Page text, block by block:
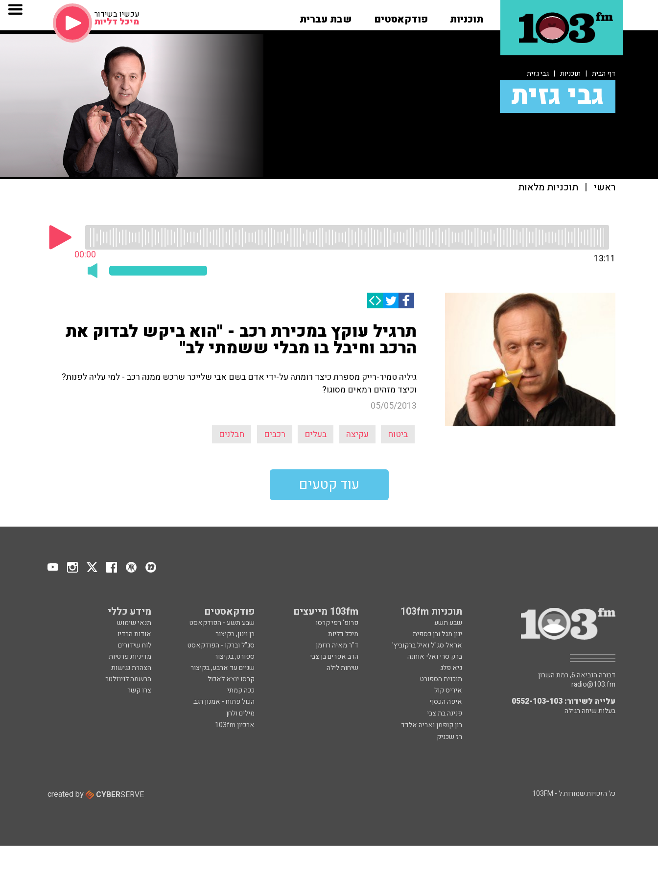
תוכניות פודקאסטים שבת עברית עכשיו בשידור
מיכל דליות
דף הבית | תוכניות | גבי גזית
גבי גזית
ראשי | תוכניות מלאות
00:00 13:11
תרגיל עוקץ במכירת רכב - "הוא ביקש לבדוק את
הרכב וחיבל בו מבלי ששמתי לב"
גיליה טמיר-רייק מספרת כיצד רומתה על-ידי אדם בשם אבי שלייכר שרכש ממנה רכב - למי עליה לפנות?
וכיצד מזהים רמאים מסוגו?
05/05/2013
ביטוח עקיצה בעלים רכבים חבלנים
עוד קטעים
תוכניות 103fm 103fm מייעצים פודקאסטים מידע כללי
שבע תשע פרופ' רפי קרסו שבע תשע - הפודקאסט
תנאי שימוש
ינון מגל ובן כספית
מיכל דליות בן וינון, בקיצור
אודות הרדיו
אראל סג"ל ואיל ברקוביץ'
ד"ר מאיה רוזמן סג"ל וברקו - הפודקאסט
לוח שידורים
ברק סרי ואלי אוחנה
הרב אפרים בן צבי ספורט, בקיצור
מדיניות פרטיות
גיא פלג
שיחות לילה שניים עד ארבע, בקיצור
הצהרת נגישות
תוכנית הספורט
קרסו יוצא לאכול
הרשמה לניוזלטר
איריס קול
ככה קמתי
צרו קשר
איפה הכסף
הכול פתוח - אמנון רגב
פנינה בת צבי
מילים ולחן
רון קופמן ואריה אלדד
ארכיון 103fm
רז שכניק
דבורה הנביאה 6, רמת השרון
radio@103.fm
עלייה לשידור: 0552-103-103
בעלות שיחה רגילה
כל הזכויות שמורות ל - 103FM created by CYBERSERVE